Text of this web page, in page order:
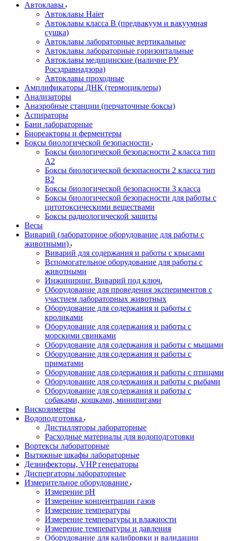
Автоклавы
Автоклавы Haier
Автоклавы класса B (предвакуум и вакуумная
сушка)
Автоклавы лабораторные вертикальные
Автоклавы лабораторные горизонтальные
Автоклавы медицинские (наличие РУ
Росздравнадзора)
Автоклавы проходные
Амплификаторы ДНК (термоциклеры)
Анализаторы
Анаэробные станции (перчаточные боксы)
Аспираторы
Бани лабораторные
Биореакторы и ферментеры
Боксы биологической безопасности
Боксы биологической безопасности 2 класса тип
A2
Боксы биологической безопасности 2 класса тип
B2
Боксы биологической безопасности 3 класса
Боксы биологической безопасности для работы с
цитотоксическими веществами
Боксы радиологической защиты
Весы
Виварий (лабораторное оборудование для работы с
животными)
Виварий для содержания и работы с крысами
Вспомогательное оборудование для работы с
животными
Инжиниринг. Виварий под ключ.
Оборудование для проведения экспериментов с
участием лабораторных животных
Оборудование для содержания и работы с
кроликами
Оборудование для содержания и работы с
морскими свинками
Оборудование для содержания и работы с мышами
Оборудование для содержания и работы с
приматами
Оборудование для содержания и работы с птицами
Оборудование для содержания и работы с рыбами
Оборудование для содержания и работы с
собаками, кошками, минипигами
Вискозиметры
Водоподготовка
Дистилляторы лабораторные
Расходные материалы для водоподготовки
Вортексы лабораторные
Вытяжные шкафы лабораторные
Дезинфекторы, VHP генераторы
Диспергаторы лабораторные
Измерительное оборудование
Измерение pH
Измерение концентрации газов
Измерение температуры
Измерение температуры и влажности
Измерение температуры и давления
Оборудование для калибровки и валидации